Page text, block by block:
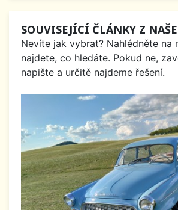
SOUVISEJÍCÍ ČLÁNKY Z
Nevíte jak vybrat? Nahlédněte na
najdete, co hledáte. Pokud ne,
napište a určitě najdeme řešení.